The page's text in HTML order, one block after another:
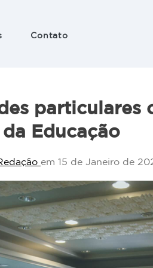
Contato
Educação
em 15 de Janeiro de